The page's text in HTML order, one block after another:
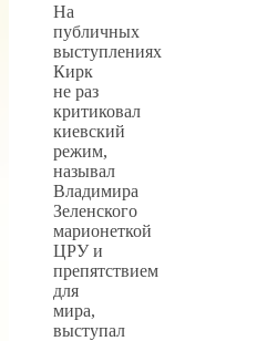
На
публичных
выступлениях
Кирк
не раз
критиковал
киевский
режим,
называл
Владимира
Зеленского
марионеткой
ЦРУ и
препятствием
для
мира,
выступал